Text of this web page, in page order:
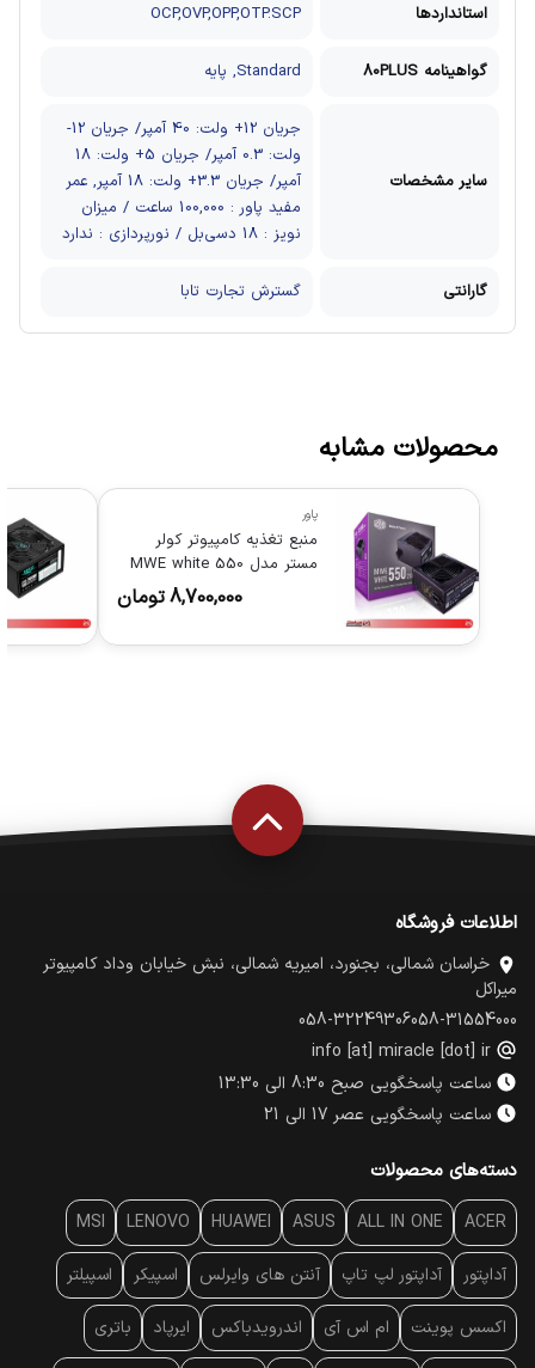
استانداردها OCP,OVP,OPP,OTP.SCP
گواهینامه 80PLUS Standard, پایه
سایر مشخصات
جریان 12+ ولت: 40 آمپر/ جریان 12-
ولت: 0.3 آمپر/ جریان 5+ ولت: 18
آمپر/ جریان 3.3+ ولت: 18 آمپر, عمر
مفید پاور : 100,000 ساعت / میزان
نویز : 18 دسی‌بل / نورپردازی : ندارد
گارانتی گسترش تجارت تابا
محصولات مشابه
پاور
منبع تغذیه کامپیوتر کولر
مستر مدل MWE white 550
8,700,000تومان
اطلاعات فروشگاه
خراسان شمالی، بجنورد، امیریه شمالی، نبش خیابان وداد کامپیوتر
میراکل
058-31554000
058-32249306
info [at] miracle [dot] ir
ساعت پاسخگویی صبح 8:30 الی 13:30
ساعت پاسخگویی عصر 17 الی 21
دسته‌های محصولات
ACER
ALL IN ONE
ASUS
HUAWEI
LENOVO
MSI
آداپتور آداپتور لپ تاپ آنتن‌ های وایرلس اسپیکر اسپیلتر
اکسس پوینت ام اس آی اندرویدباکس ایرپاد باتری